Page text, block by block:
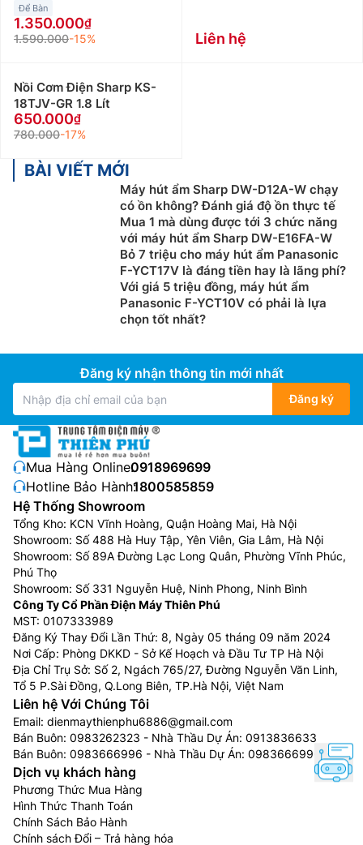
Để Bàn
1.350.000
1.590.000-15% Liên hệ
Nồi Cơm Điện Sharp KS-
18TJV-GR 1.8 Lít
650.000
780.000-17%
BÀI VIẾT MỚI
Máy hút ẩm Sharp DW-D12A-W chạy
có ồn không? Đánh giá độ ồn thực tế
Mua 1 mà dùng được tới 3 chức năng
với máy hút ẩm Sharp DW-E16FA-W
Bỏ 7 triệu cho máy hút ẩm Panasonic
F-YCT17V là đáng tiền hay là lãng phí?
Với giá 5 triệu đồng, máy hút ẩm
Panasonic F-YCT10V có phải là lựa
chọn tốt nhất?
Đăng ký nhận thông tin mới nhất
Đăng ký
Mua Hàng Online:0918969699
Hotline Bảo Hành:1800585859
Hệ Thống Showroom
Tổng Kho: KCN Vĩnh Hoàng, Quận Hoàng Mai, Hà Nội
Showroom: Số 488 Hà Huy Tập, Yên Viên, Gia Lâm, Hà Nội
Showroom: Số 89A Đường Lạc Long Quân, Phường Vĩnh Phúc,
Phú Thọ
Showroom: Số 331 Nguyễn Huệ, Ninh Phong, Ninh Bình
Công Ty Cổ Phần Điện Máy Thiên Phú
MST: 0107333989
Đăng Ký Thay Đổi Lần Thứ: 8, Ngày 05 tháng 09 năm 2024
Nơi Cấp: Phòng DKKD - Sở Kế Hoạch và Đầu Tư TP Hà Nội
Địa Chỉ Trụ Sở: Số 2, Ngách 765/27, Đường Nguyễn Văn Linh,
Tổ 5 P.Sài Đồng, Q.Long Biên, TP.Hà Nội, Việt Nam
Liên hệ Với Chúng Tôi
Email: dienmaythienphu6886@gmail.com
Bán Buôn: 0983262323 - Nhà Thầu Dự Án: 0913836633
Bán Buôn: 0983666996 - Nhà Thầu Dự Án: 0983666996
Dịch vụ khách hàng
Phương Thức Mua Hàng
Hình Thức Thanh Toán
Chính Sách Bảo Hành
Chính sách Đổi – Trả hàng hóa